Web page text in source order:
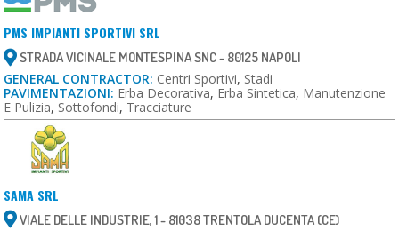
PMS IMPIANTI SPORTIVI SRL
STRADA VICINALE MONTESPINA SNC - 80125 NAPOLI
GENERAL CONTRACTOR: Centri Sportivi, Stadi
PAVIMENTAZIONI: Erba Decorativa, Erba Sintetica, Manutenzione
E Pulizia, Sottofondi, Tracciature
SAMA SRL
VIALE DELLE INDUSTRIE, 1 - 81038 TRENTOLA DUCENTA (CE)